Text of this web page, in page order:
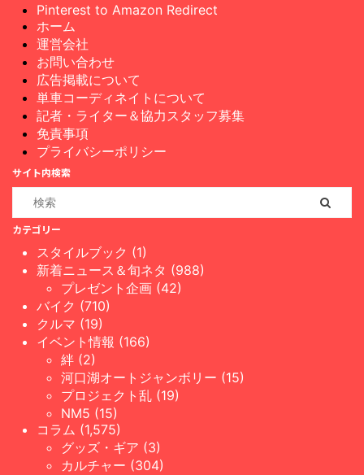
Pinterest to Amazon Redirect
ホーム
運営会社
お問い合わせ
広告掲載について
単車コーディネイトについて
記者・ライター＆協力スタッフ募集
免責事項
プライバシーポリシー
サイト内検索
カテゴリー
スタイルブック (1)
新着ニュース＆旬ネタ (988)
プレゼント企画 (42)
バイク (710)
クルマ (19)
イベント情報 (166)
絆 (2)
河口湖オートジャンボリー (15)
プロジェクト乱 (19)
NM5 (15)
コラム (1,575)
グッズ・ギア (3)
カルチャー (304)